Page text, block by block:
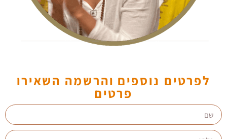
לפרטים נוספים והרשמה השאירו
פרטים